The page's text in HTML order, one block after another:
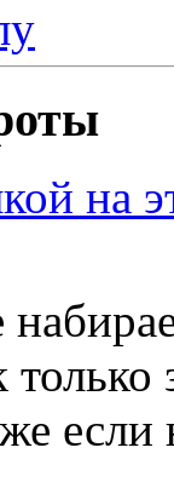
если